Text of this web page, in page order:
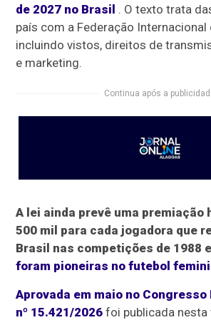
de 2027 no Brasil . O texto trata
país com a Federação Internacional
incluindo vistos, direitos de
e marketing.
Continua após a
A lei ainda prevê uma premiação
500 mil para cada jogadora que
Brasil nas competições de 1988
foram pioneiras no futebol
Aprovada em maio no Congresso
nº 15.421/2026 foi publicada